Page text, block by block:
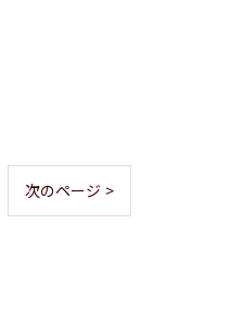
次のページ >